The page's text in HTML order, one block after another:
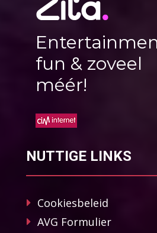
fun & zoveel
méér!
NUTTIGE LINKS
Cookiesbeleid
AVG Formulier